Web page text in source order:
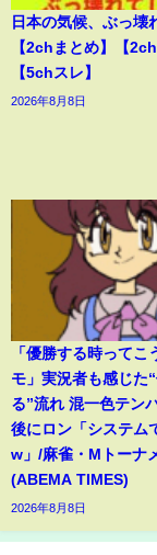
日本の気候、ぶっ壊
【2chまとめ】【2ch
【5chスレ】
2026年8月8日
「優勝する時ってこ
モ」実況者も感じた
る”流れ 混一色テン
後にロン「システム
w」/麻雀・Mトーナ
(ABEMA TIMES)
2026年8月8日